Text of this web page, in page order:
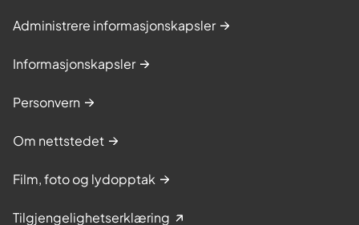
Administrere informasjonskapsler
Informasjonskapsler
Personvern
Om nettstedet
Film, foto og lydopptak
Tilgjengelighetserklæring